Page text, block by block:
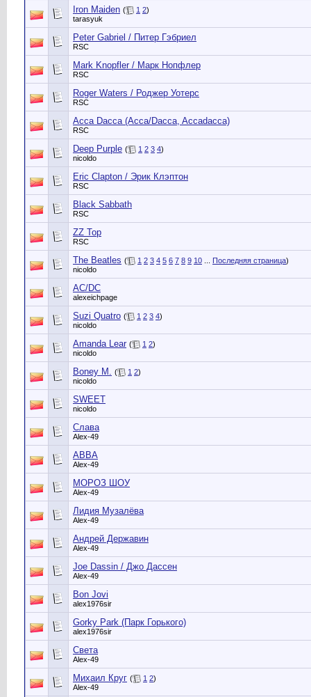
Iron Maiden ( 1 2)
tarasyuk
Peter Gabriel / Питер Гэбриел
RSC
Mark Knopfler / Марк Нопфлер
RSC
Roger Waters / Роджер Уотерс
RSC
Acca Dacca (Acca/Dacca, Accadacca)
RSC
Deep Purple ( 1 2 3 4)
nicoldo
Eric Clapton / Эрик Клэптон
RSC
Black Sabbath
RSC
ZZ Top
RSC
The Beatles ( 1 2 3 4 5 6 7 8 9 10 Последняя страница)
nicoldo
AC/DC
alexeichpage
Suzi Quatro ( 1 2 3 4)
nicoldo
Amanda Lear ( 1 2)
nicoldo
Boney M. ( 1 2)
nicoldo
SWEET
nicoldo
Слава
Alex-49
АВВА
Alex-49
МОРОЗ ШОУ
Alex-49
Лидия Музалёва
Alex-49
Андрей Державин
Alex-49
Joe Dassin / Джо Дассен
Alex-49
Bon Jovi
alex1976sir
Gorky Park (Парк Горького)
alex1976sir
Света
Alex-49
Михаил Круг ( 1 2)
Alex-49